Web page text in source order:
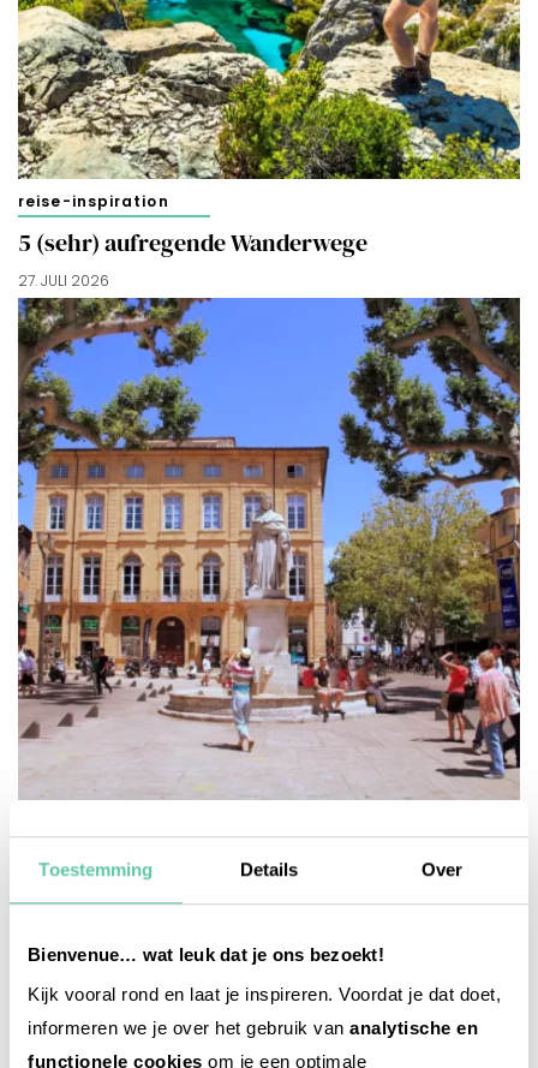
Toestemming Details Over
Bienvenue… wat leuk dat je ons bezoekt!
Kijk vooral rond en laat je inspireren. Voordat je dat doet,
informeren we je over het gebruik van analytische en
functionele cookies om je een optimale
reise-inspiration
5 (sehr) aufregende Wanderwege
27. JULI 2026
Aix-en-Provence: 10 Insider-Tipps
24. JULI 2026